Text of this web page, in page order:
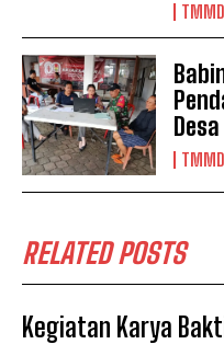
TMMD
TMMD
RELATED POSTS
Kegiatan Karya